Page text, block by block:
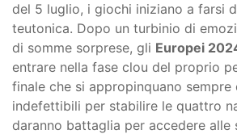
del 5 luglio, i giochi iniziano a farsi
teutonica. Dopo un turbinio di
di somme sorprese, gli Europei
entrare nella fase clou del proprio
finale che si appropinquano sempre
indefettibili per stabilire le quattro
daranno battaglia per accedere alle